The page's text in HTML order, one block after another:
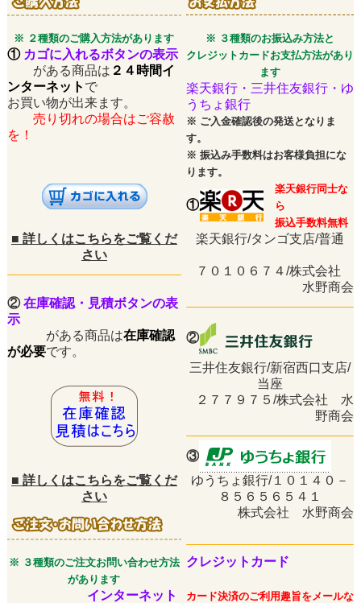
※ ２種類のご購入方法があります
※ ３種類のお振込み方法と
クレジットカードお支払方法があり
ます
① カゴに入れるボタンの表示
がある商品は ２４時間イ
ンターネット で
お買い物が出来ます。
売り切れの場合はご容赦
を！
楽天銀行・三井住友銀行・ゆ
うちょ銀行
※ ご入金確認後の発送となりま
す。
※ 振込み手数料はお客様負担にな
ります。
①
楽天銀行同士な
ら
振込手数料無料
■ 詳しくはこちらをご覧くだ
さい
楽天銀行/タンゴ支店/普通
７０１０６７４/株式会社
水野商会
②在庫確認・見積ボタンの表
示
がある商品は在庫確認
が必要です。
②
三井住友銀行/新宿西口支店/
当座
２７７９７５/株式会社 水
野商会
③
■ 詳しくはこちらをご覧くだ
さい
ゆうちょ銀行/１０１４０－
８５６５６５４１
株式会社 水野商会
※ ３種類のご注文お問い合わせ方法
があります
クレジットカード
インターネット
カード決済のご利用趣旨をメールな